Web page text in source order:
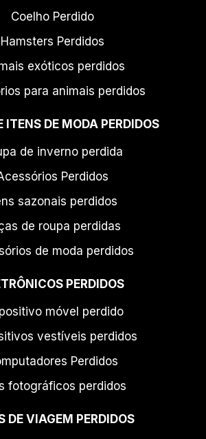
Coelho Perdido
Hamsters Perdidos
exóticos perdidos
para animais perdidos
ITENS DE MODA PERDIDOS
de inverno perdida
Perdidos
sazonais perdidos
de roupa perdidas
de moda perdidos
PERDIDOS
móvel perdido
vestíveis perdidos
Perdidos
fotográficos perdidos
DE VIAGEM PERDIDOS